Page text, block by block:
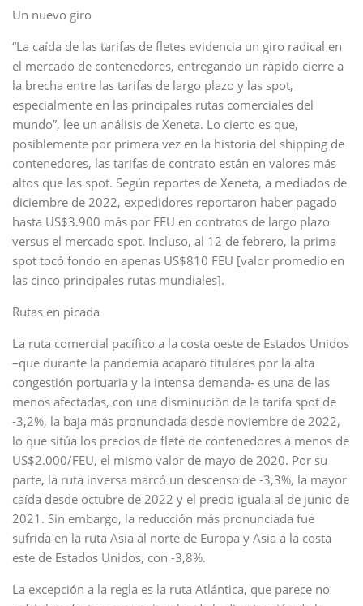
Un nuevo giro
“La caída de las tarifas de fletes evidencia un giro radical en
el mercado de contenedores, entregando un rápido cierre a
la brecha entre las tarifas de largo plazo y las spot,
especialmente en las principales rutas comerciales del
mundo”, lee un análisis de Xeneta. Lo cierto es que,
posiblemente por primera vez en la historia del shipping de
contenedores, las tarifas de contrato están en valores más
altos que las spot. Según reportes de Xeneta, a mediados de
diciembre de 2022, expedidores reportaron haber pagado
hasta US$3.900 más por FEU en contratos de largo plazo
versus el mercado spot. Incluso, al 12 de febrero, la prima
spot tocó fondo en apenas US$810 FEU [valor promedio en
las cinco principales rutas mundiales].
Rutas en picada
La ruta comercial pacífico a la costa oeste de Estados Unidos
–que durante la pandemia acaparó titulares por la alta
congestión portuaria y la intensa demanda- es una de las
menos afectadas, con una disminución de la tarifa spot de
-3,2%, la baja más pronunciada desde noviembre de 2022,
lo que sitúa los precios de flete de contenedores a menos de
US$2.000/FEU, el mismo valor de mayo de 2020. Por su
parte, la ruta inversa marcó un descenso de -3,3%, la mayor
caída desde octubre de 2022 y el precio iguala al de junio de
2021. Sin embargo, la reducción más pronunciada fue
sufrida en la ruta Asia al norte de Europa y Asia a la costa
este de Estados Unidos, con -3,8%.
La excepción a la regla es la ruta Atlántica, que parece no